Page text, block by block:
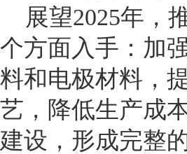
展望2025年，
个方面入手：加
料和电极材料，
艺，降低生产成
建设，形成完整